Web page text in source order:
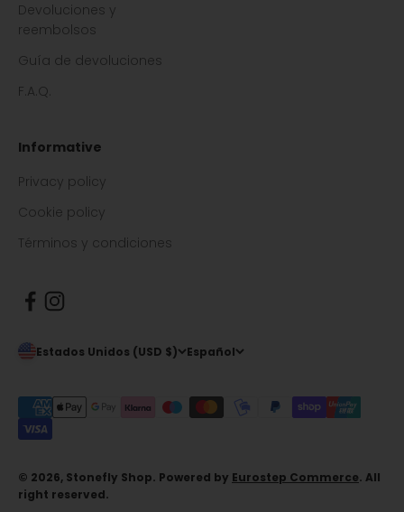
Devoluciones y
reembolsos
Guía de devoluciones
F.A.Q.
Informative
Privacy policy
Cookie policy
Términos y condiciones
Estados Unidos (USD $) Español
© 2026, Stonefly Shop. Powered by Eurostep Commerce. All
right reserved.